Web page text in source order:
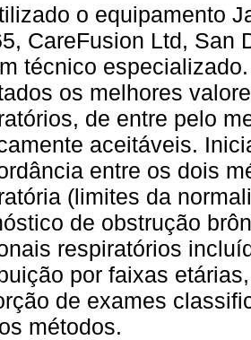
o equipamento
CareFusion Ltd, San
técnico
os melhores
de entre pelo
aceitáveis.
entre os dois
(limites da
de obstrução
respiratórios
por faixas
de exames
métodos.